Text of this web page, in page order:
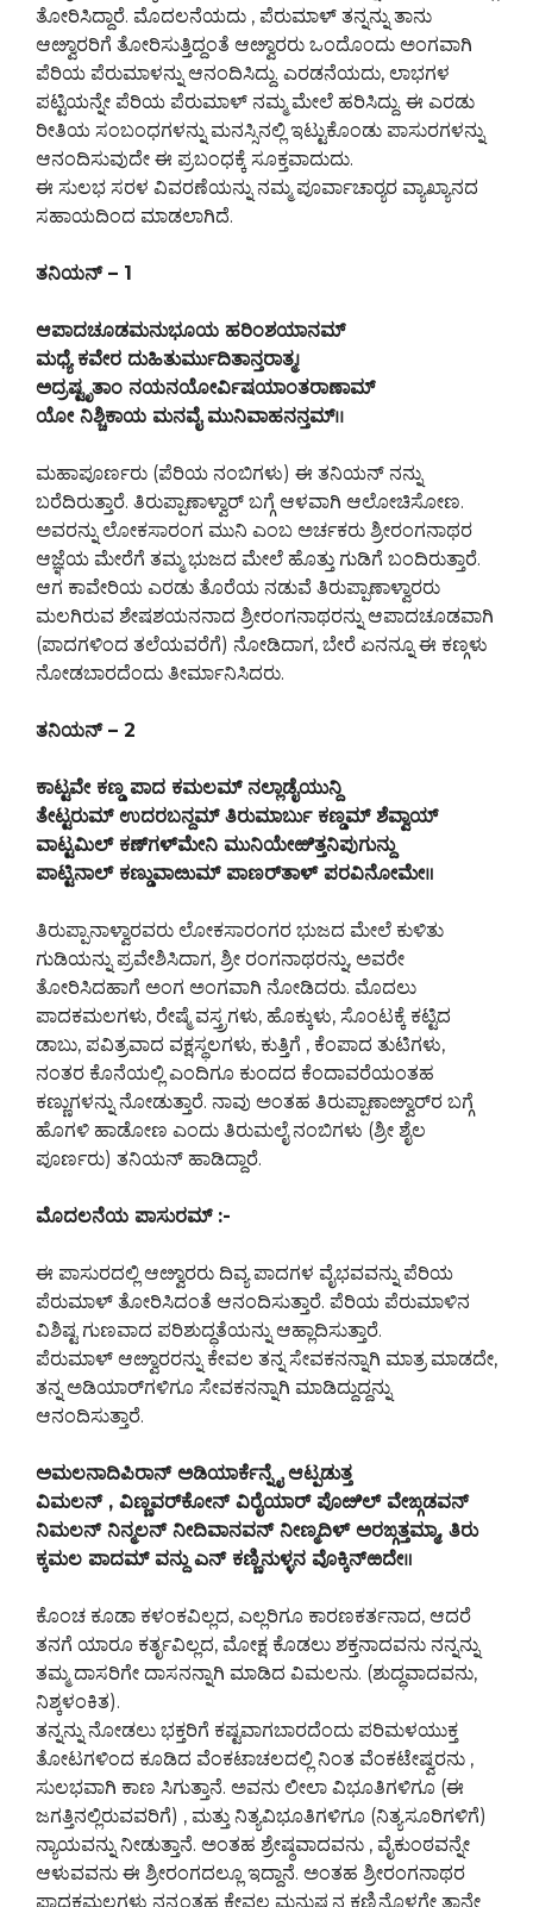
ತೋರಿಸಿದ್ದಾರೆ. ಮೊದಲನೆಯದು , ಪೆರುಮಾಳ್ ತನ್ನನ್ನು ತಾನು
ಆೞ್ವಾರರಿಗೆ ತೋರಿಸುತ್ತಿದ್ದಂತೆ ಆೞ್ವಾರರು ಒಂದೊಂದು ಅಂಗವಾಗಿ
ಪೆರಿಯ ಪೆರುಮಾಳನ್ನು ಆನಂದಿಸಿದ್ದು. ಎರಡನೆಯದು, ಲಾಭಗಳ
ಪಟ್ಟಿಯನ್ನೇ ಪೆರಿಯ ಪೆರುಮಾಳ್ ನಮ್ಮ ಮೇಲೆ ಹರಿಸಿದ್ದು. ಈ ಎರಡು
ರೀತಿಯ ಸಂಬಂಧಗಳನ್ನು ಮನಸ್ಸಿನಲ್ಲಿ ಇಟ್ಟುಕೊಂಡು ಪಾಸುರಗಳನ್ನು
ಆನಂದಿಸುವುದೇ ಈ ಪ್ರಬಂಧಕ್ಕೆ ಸೂಕ್ತವಾದುದು.
ಈ ಸುಲಭ ಸರಳ ವಿವರಣೆಯನ್ನು ನಮ್ಮ ಪೂರ್ವಾಚಾರ್‍ಯರ ವ್ಯಾಖ್ಯಾನದ
ಸಹಾಯದಿಂದ ಮಾಡಲಾಗಿದೆ.
ತನಿಯನ್ – 1
ಆಪಾದಚೂಡಮನುಭೂಯ ಹರಿಂಶಯಾನಮ್
ಮಧ್ಯೆ ಕವೇರ ದುಹಿತುರ್ಮುದಿತಾನ್ತರಾತ್ಮ।
ಅದ್ರಷ್ಟೃತಾಂ ನಯನಯೋರ್ವಿಷಯಾಂತರಾಣಾಮ್
ಯೋ ನಿಶ್ಚಿಕಾಯ ಮನವೈ ಮುನಿವಾಹನನ್ತಮ್।।
ಮಹಾಪೂರ್ಣರು (ಪೆರಿಯ ನಂಬಿಗಳು) ಈ ತನಿಯನ್ ನನ್ನು
ಬರೆದಿರುತ್ತಾರೆ. ತಿರುಪ್ಪಾಣಾಳ್ವಾರ್ ಬಗ್ಗೆ ಆಳವಾಗಿ ಆಲೋಚಿಸೋಣ.
ಅವರನ್ನು ಲೋಕಸಾರಂಗ ಮುನಿ ಎಂಬ ಅರ್ಚಕರು ಶ್ರೀರಂಗನಾಥರ
ಆಜ್ಞೆಯ ಮೇರೆಗೆ ತಮ್ಮ ಭುಜದ ಮೇಲೆ ಹೊತ್ತು ಗುಡಿಗೆ ಬಂದಿರುತ್ತಾರೆ.
ಆಗ ಕಾವೇರಿಯ ಎರಡು ತೊರೆಯ ನಡುವೆ ತಿರುಪ್ಪಾಣಾಳ್ವಾರರು
ಮಲಗಿರುವ ಶೇಷಶಯನನಾದ ಶ್ರೀರಂಗನಾಥರನ್ನು ಆಪಾದಚೂಡವಾಗಿ
(ಪಾದಗಳಿಂದ ತಲೆಯವರೆಗೆ) ನೋಡಿದಾಗ, ಬೇರೆ ಏನನ್ನೂ ಈ ಕಣ್ಗಳು
ನೋಡಬಾರದೆಂದು ತೀರ್ಮಾನಿಸಿದರು.
ತನಿಯನ್ – 2
ಕಾಟ್ಟವೇ ಕಣ್ಡ ಪಾದ ಕಮಲಮ್ ನಲ್ಲಾಡೈಯುನ್ದಿ
ತೇಟ್ಟರುಮ್ ಉದರಬನ್ದಮ್ ತಿರುಮಾರ್ಬು ಕಣ್ಡಮ್ ಶೆವ್ವಾಯ್
ವಾಟ್ಟಮಿಲ್ ಕಣ್‍ಗಳ್‍ಮೇನಿ ಮುನಿಯೇಱಿತ್ತನಿಪುಗುನ್ದು
ಪಾಟ್ಟಿನಾಲ್ ಕಣ್ಡುವಾೞುಮ್ ಪಾಣರ್‌ತಾಳ್ ಪರವಿನೋಮೇ॥
ತಿರುಪ್ಪಾನಾಳ್ವಾರವರು ಲೋಕಸಾರಂಗರ ಭುಜದ ಮೇಲೆ ಕುಳಿತು
ಗುಡಿಯನ್ನು ಪ್ರವೇಶಿಸಿದಾಗ, ಶ್ರೀ ರಂಗನಾಥರನ್ನು, ಅವರೇ
ತೋರಿಸಿದಹಾಗೆ ಅಂಗ ಅಂಗವಾಗಿ ನೋಡಿದರು. ಮೊದಲು
ಪಾದಕಮಲಗಳು, ರೇಷ್ಮೆ ವಸ್ತ್ರಗಳು, ಹೊಕ್ಕುಳು, ಸೊಂಟಕ್ಕೆ ಕಟ್ಟಿದ
ಡಾಬು, ಪವಿತ್ರವಾದ ವಕ್ಷಸ್ಥಲಗಳು, ಕುತ್ತಿಗೆ , ಕೆಂಪಾದ ತುಟಿಗಳು,
ನಂತರ ಕೊನೆಯಲ್ಲಿ ಎಂದಿಗೂ ಕುಂದದ ಕೆಂದಾವರೆಯಂತಹ
ಕಣ್ಣುಗಳನ್ನು ನೋಡುತ್ತಾರೆ. ನಾವು ಅಂತಹ ತಿರುಪ್ಪಾಣಾೞ್ವಾರ್‌ರ ಬಗ್ಗೆ
ಹೊಗಳಿ ಹಾಡೋಣ ಎಂದು ತಿರುಮಲೈ ನಂಬಿಗಳು (ಶ್ರೀ ಶೈಲ
ಪೂರ್ಣರು) ತನಿಯನ್ ಹಾಡಿದ್ದಾರೆ.
ಮೊದಲನೆಯ ಪಾಸುರಮ್ :-
ಈ ಪಾಸುರದಲ್ಲಿ ಆೞ್ವಾರರು ದಿವ್ಯ ಪಾದಗಳ ವೈಭವವನ್ನು ಪೆರಿಯ
ಪೆರುಮಾಳ್ ತೋರಿಸಿದಂತೆ ಆನಂದಿಸುತ್ತಾರೆ. ಪೆರಿಯ ಪೆರುಮಾಳಿನ
ವಿಶಿಷ್ಟ ಗುಣವಾದ ಪರಿಶುದ್ಧತೆಯನ್ನು ಆಹ್ಲಾದಿಸುತ್ತಾರೆ.
ಪೆರುಮಾಳ್ ಆೞ್ವಾರರನ್ನು ಕೇವಲ ತನ್ನ ಸೇವಕನನ್ನಾಗಿ ಮಾತ್ರ ಮಾಡದೇ,
ತನ್ನ ಅಡಿಯಾರ್‌ಗಳಿಗೂ ಸೇವಕನನ್ನಾಗಿ ಮಾಡಿದ್ದುದ್ದನ್ನು
ಆನಂದಿಸುತ್ತಾರೆ.
ಅಮಲನಾದಿಪಿರಾನ್ ಅಡಿಯಾರ್ಕೆನ್ನೈ ಆಟ್ಪಡುತ್ತ
ವಿಮಲನ್ , ವಿಣ್ಣವರ್‌ಕೋನ್ ವಿರೈಯಾರ್ ಪೊೞಿಲ್ ವೇಙ್ಗಡವನ್
ನಿಮಲನ್ ನಿನ್ಮಲನ್ ನೀದಿವಾನವನ್ ನೀಣ್ಮದಿಳ್ ಅರಙ್ಗತ್ತಮ್ಮಾ, ತಿರು
ಕ್ಕಮಲ ಪಾದಮ್ ವನ್ದು ಎನ್ ಕಣ್ಣಿನುಳ್ಳನ ವೊಕ್ಕಿನ್‌ಱದೇ॥
ಕೊಂಚ ಕೂಡಾ ಕಳಂಕವಿಲ್ಲದ, ಎಲ್ಲರಿಗೂ ಕಾರಣಕರ್ತನಾದ, ಆದರೆ
ತನಗೆ ಯಾರೂ ಕರ್ತೃವಿಲ್ಲದ, ಮೋಕ್ಷ ಕೊಡಲು ಶಕ್ತನಾದವನು ನನ್ನನ್ನು
ತಮ್ಮ ದಾಸರಿಗೇ ದಾಸನನ್ನಾಗಿ ಮಾಡಿದ ವಿಮಲನು. (ಶುದ್ಧವಾದವನು,
ನಿಶ್ಕಳಂಕಿತ).
ತನ್ನನ್ನು ನೋಡಲು ಭಕ್ತರಿಗೆ ಕಷ್ಟವಾಗಬಾರದೆಂದು ಪರಿಮಳಯುಕ್ತ
ತೋಟಗಳಿಂದ ಕೂಡಿದ ವೆಂಕಟಾಚಲದಲ್ಲಿ ನಿಂತ ವೆಂಕಟೇಷ್ವರನು ,
ಸುಲಭವಾಗಿ ಕಾಣ ಸಿಗುತ್ತಾನೆ. ಅವನು ಲೀಲಾ ವಿಭೂತಿಗಳಿಗೂ (ಈ
ಜಗತ್ತಿನಲ್ಲಿರುವವರಿಗೆ) , ಮತ್ತು ನಿತ್ಯವಿಭೂತಿಗಳಿಗೂ (ನಿತ್ಯಸೂರಿಗಳಿಗೆ)
ನ್ಯಾಯವನ್ನು ನೀಡುತ್ತಾನೆ. ಅಂತಹ ಶ್ರೇಷ್ಠವಾದವನು , ವೈಕುಂಠವನ್ನೇ
ಆಳುವವನು ಈ ಶ್ರೀರಂಗದಲ್ಲೂ ಇದ್ದಾನೆ. ಅಂತಹ ಶ್ರೀರಂಗನಾಥರ
ಪಾದಕಮಲಗಳು ನನ್ನಂತಹ ಕೇವಲ ಮನುಷ್ಯನ ಕಣ್ಣಿನೊಳಗೇ ತಾನೇ